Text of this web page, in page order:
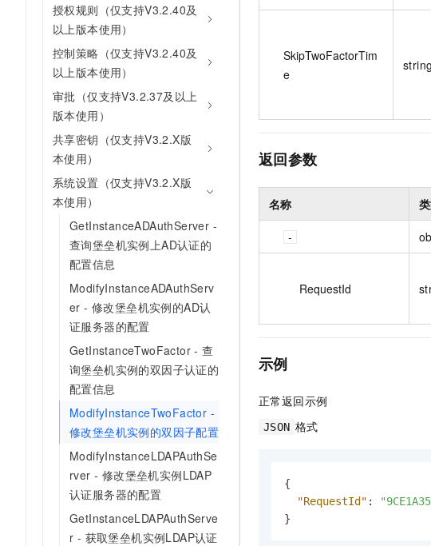
授权规则（仅支持V3.2.40及
以上版本使用）
控制策略（仅支持V3.2.40及
以上版本使用）
审批（仅支持V3.2.37及以上
版本使用）
共享密钥（仅支持V3.2.X版
本使用）
系统设置（仅支持V3.2.X版
本使用）
GetInstanceADAuthServer -
查询堡垒机实例上AD认证的
配置信息
ModifyInstanceADAuthServ
er - 修改堡垒机实例的AD认
证服务器的配置
GetInstanceTwoFactor - 查
询堡垒机实例的双因子认证的
配置信息
ModifyInstanceTwoFactor -
修改堡垒机实例的双因子配置
ModifyInstanceLDAPAuthSe
rver - 修改堡垒机实例LDAP
认证服务器的配置
GetInstanceLDAPAuthServe
r - 获取堡垒机实例LDAP认证
SkipTwoFactorTim
e
string
返回参数
名称
RequestId
示例
正常返回示例
JSON 格式
{
"RequestId" :
}